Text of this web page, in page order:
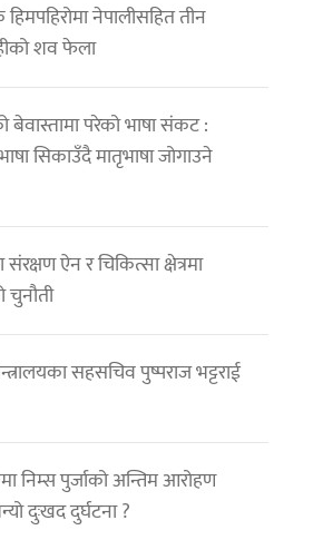
हिमपहिरोमा नेपालीसहित तीन
शव फेला
बेवास्तामा परेको भाषा संकट :
सिकाउँदै मातृभाषा जोगाउने
संरक्षण ऐन र चिकित्सा क्षेत्रमा
सहसचिव पुष्पराज भट्टराई
निम्स पुर्जाको अन्तिम आरोहण
दुःखद दुर्घटना ?